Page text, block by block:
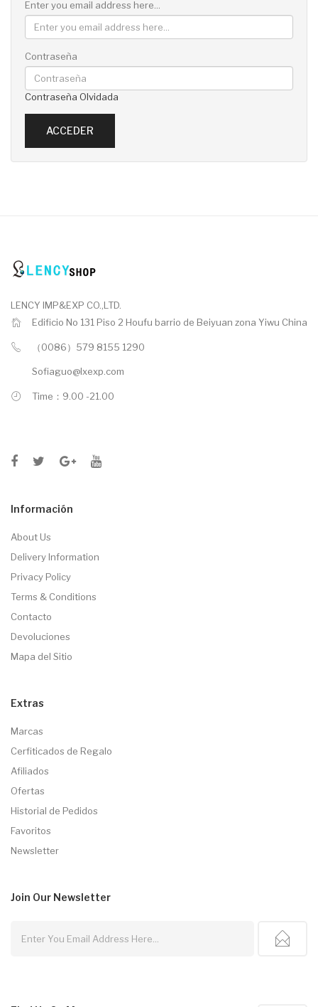
Enter you email address here...
Contraseña
Contraseña Olvidada
LENCY IMP&EXP CO.,LTD.
Edificio No 131 Piso 2 Houfu barrio de Beiyuan zona Yiwu China
（0086）579 8155 1290
Sofiaguo@lxexp.com
Time：9.00 -21.00
Información
About Us
Delivery Information
Privacy Policy
Terms & Conditions
Contacto
Devoluciones
Mapa del Sitio
Extras
Marcas
Cerfiticados de Regalo
Afiliados
Ofertas
Historial de Pedidos
Favoritos
Newsletter
Join Our Newsletter